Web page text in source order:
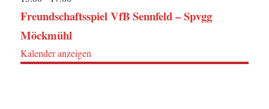
Freundschaftsspiel VfB Sennfeld – Spvgg
Möckmühl
Kalender anzeigen